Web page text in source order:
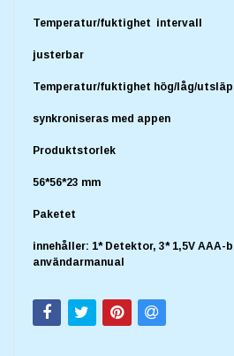
Temperatur/fuktighet intervall
justerbar
Temperatur/fuktighet hög/låg/
synkroniseras med appen
Produktstorlek
56*56*23 mm
Paketet
innehåller: 1* Detektor, 3* 1,5V AAA-
användarmanual